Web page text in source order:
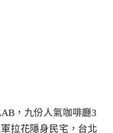
，九份人氣咖啡廳3
拉花隱身民宅，台北